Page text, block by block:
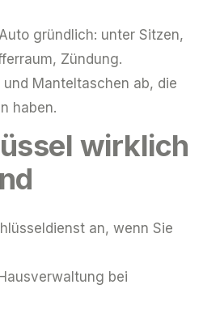
gründlich: unter Sitzen,
Zündung.
Manteltaschen ab, die
haben.
wirklich
an, wenn Sie
bei